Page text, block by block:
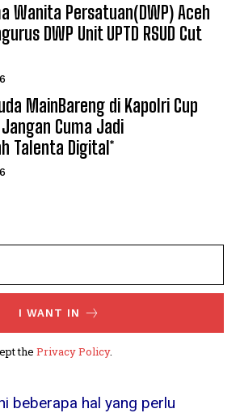
Wanita Persatuan(DWP) Aceh
DWP Unit UPTD RSUD Cut
MainBareng di Kapolri Cup
Cuma Jadi
Talenta Digital*
I WANT IN
the Privacy Policy.
beberapa hal yang perlu